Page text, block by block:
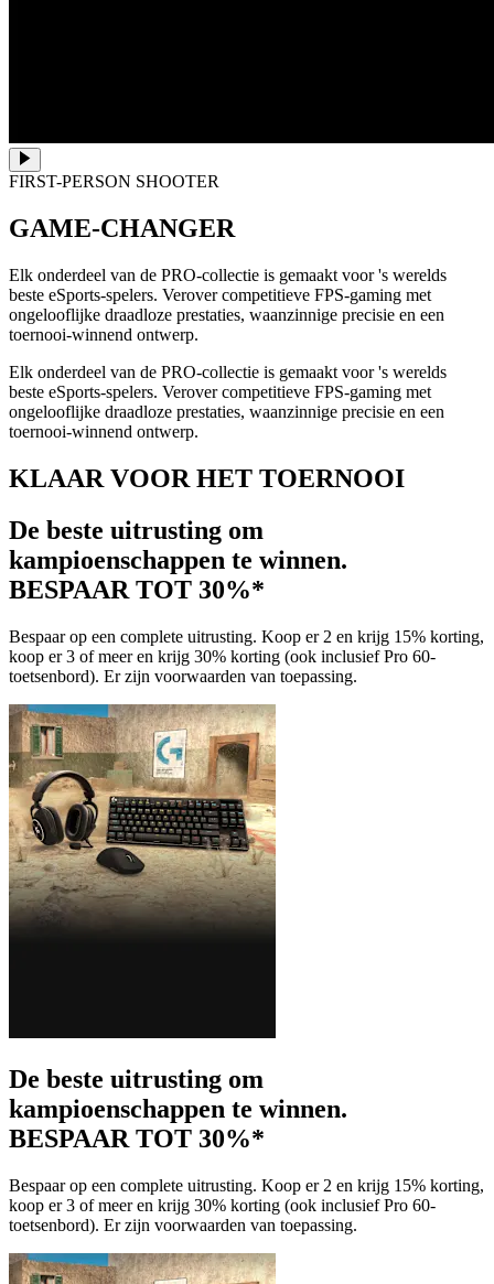
FIRST-PERSON SHOOTER
GAME-CHANGER
Elk onderdeel van de PRO-collectie is gemaakt voor 's werelds
beste eSports-spelers. Verover competitieve FPS-gaming met
ongelooflijke draadloze prestaties, waanzinnige precisie en een
toernooi-winnend ontwerp.
Elk onderdeel van de PRO-collectie is gemaakt voor 's werelds
beste eSports-spelers. Verover competitieve FPS-gaming met
ongelooflijke draadloze prestaties, waanzinnige precisie en een
toernooi-winnend ontwerp.
KLAAR VOOR HET TOERNOOI
De beste uitrusting om
kampioenschappen te winnen.
BESPAAR TOT 30%*
Bespaar op een complete uitrusting. Koop er 2 en krijg 15% korting,
koop er 3 of meer en krijg 30% korting (ook inclusief Pro 60-
toetsenbord). Er zijn voorwaarden van toepassing.
De beste uitrusting om
kampioenschappen te winnen.
BESPAAR TOT 30%*
Bespaar op een complete uitrusting. Koop er 2 en krijg 15% korting,
koop er 3 of meer en krijg 30% korting (ook inclusief Pro 60-
toetsenbord). Er zijn voorwaarden van toepassing.